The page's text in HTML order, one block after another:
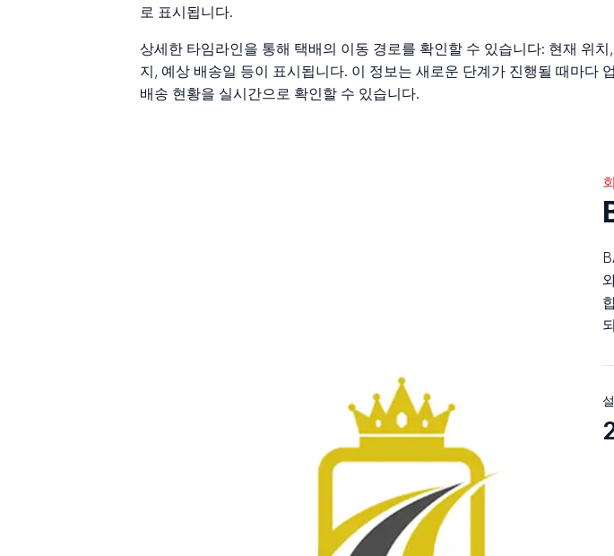
로 표시됩니다.
상세한 타임라인을 통해 택배의 이동 경로를 확인할 수 있습니다: 현재 위치
지, 예상 배송일 등이 표시됩니다. 이 정보는 새로운 단계가 진행될 때마다
배송 현황을 실시간으로 확인할 수 있습니다.